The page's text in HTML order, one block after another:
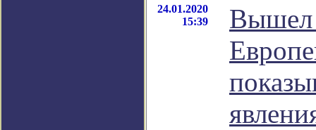
24.01.2020
15:39
Вышел